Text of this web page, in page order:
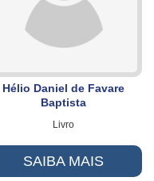
Hélio Daniel de Favare
Baptista
Livro
SAIBA MAIS